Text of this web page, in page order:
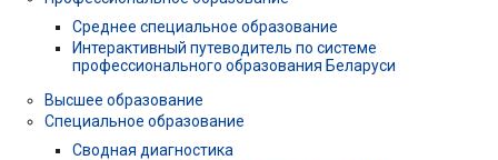
Среднее специальное образование
Интерактивный путеводитель по системе
профессионального образования Беларуси
Высшее образование
Специальное образование
Сводная диагностика